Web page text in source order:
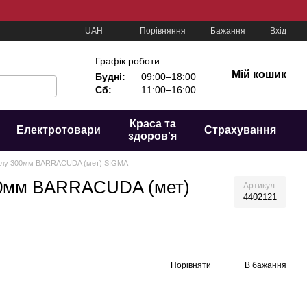
UAH Порівняння Бажання Вхід
Графік роботи:
Будні:
09:00–18:00
Сб:
11:00–16:00
Мій кошик
Електротовари
Краса та
здоров'я
Страхування
300мм BARRACUDA (мет) SIGMA
BARRACUDA (мет) Артикул
4402121
Порівняти В бажання